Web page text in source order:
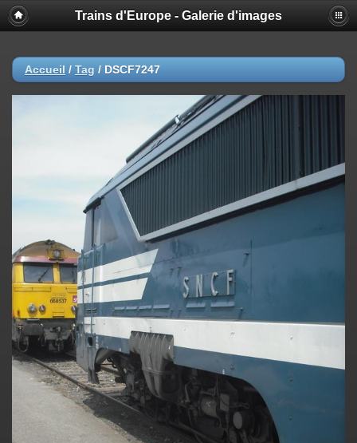
Trains d'Europe - Galerie d'images
Accueil / Tag / DSCF7247